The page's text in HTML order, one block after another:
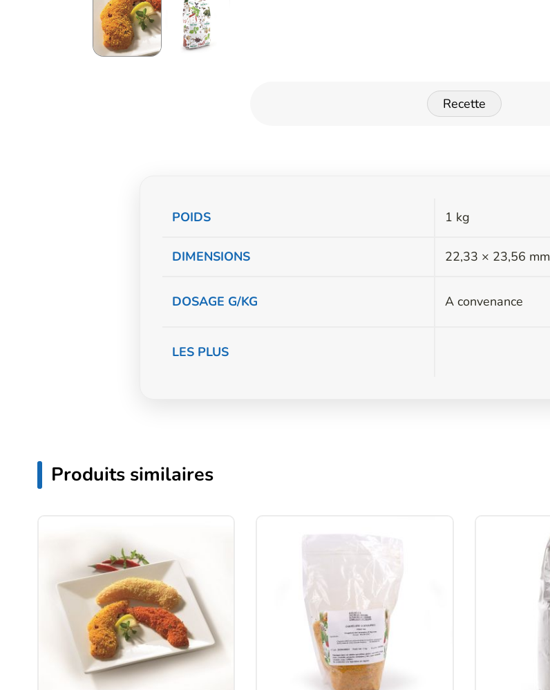
Recette
Informations
POIDS 1 kg
DIMENSIONS 22,33 × 23,56 mm
DOSAGE G/KG A convenance
LES PLUS
Produits similaires